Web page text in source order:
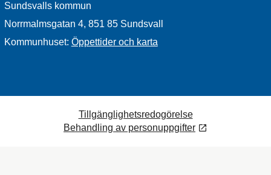
Sundsvalls kommun
Norrmalmsgatan 4, 851 85 Sundsvall
Kommunhuset: Öppettider och karta
Tillgänglighetsredogörelse
Behandling av personuppgifter